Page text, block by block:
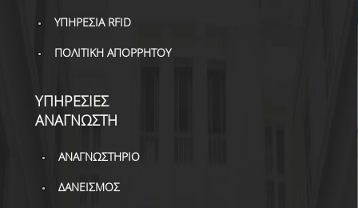
ΥΠΗΡΕΣΙΑ RFID
ΠΟΛΙΤΙΚΗ ΑΠΟΡΡΗΤΟΥ
ΥΠΗΡΕΣΙΕΣ
ΑΝΑΓΝΩΣΤΗ
ΑΝΑΓΝΩΣΤΗΡΙΟ
ΔΑΝΕΙΣΜΟΣ